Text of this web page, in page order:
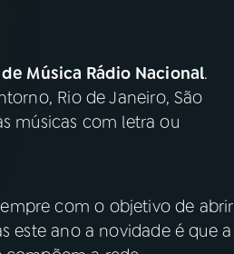
Música Rádio Nacional.
Rio de Janeiro, São
músicas com letra ou
com o objetivo de abrir
este ano a novidade é que a